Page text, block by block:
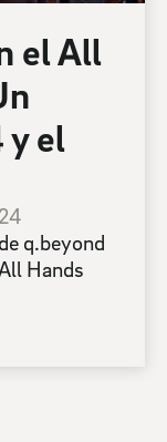
el All
y el
q.beyond
Hands